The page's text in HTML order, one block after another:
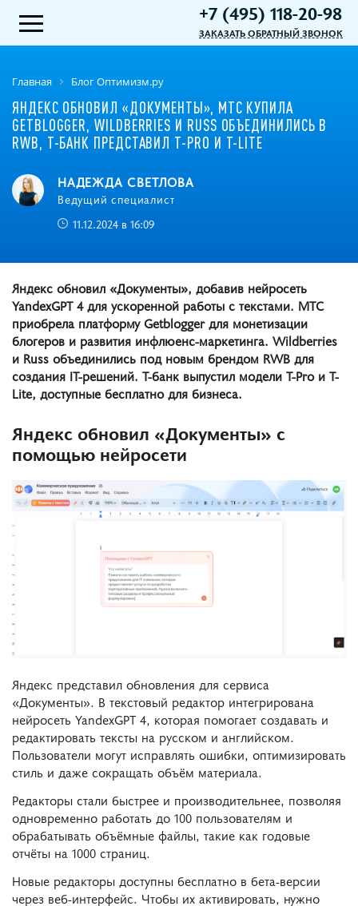
+7 (495) 118-20-98
ЗАКАЗАТЬ ОБРАТНЫЙ ЗВОНОК
Главная Блог Оптимизм.ру
ЯНДЕКС ОБНОВИЛ «ДОКУМЕНТЫ», МТС КУПИЛА
GETBLOGGER, WILDBERRIES И RUSS ОБЪЕДИНИЛИСЬ В
RWB, Т-БАНК ПРЕДСТАВИЛ T-PRO И T-LITE
НАДЕЖДА СВЕТЛОВА
Ведущий специалист
11.12.2024 в 16:09
Яндекс обновил «Документы», добавив нейросеть
YandexGPT 4 для ускоренной работы с текстами. МТС
приобрела платформу Getblogger для монетизации
блогеров и развития инфлюенс-маркетинга. Wildberries
и Russ объединились под новым брендом RWB для
создания IT-решений. Т-банк выпустил модели T-Pro и T-
Lite, доступные бесплатно для бизнеса.
Яндекс обновил «Документы» с
помощью нейросети
Яндекс представил обновления для сервиса
«Документы». В текстовый редактор интегрирована
нейросеть YandexGPT 4, которая помогает создавать и
редактировать тексты на русском и английском.
Пользователи могут исправлять ошибки, оптимизировать
стиль и даже сокращать объём материала.
Редакторы стали быстрее и производительнее, позволяя
одновременно работать до 100 пользователям и
обрабатывать объёмные файлы, такие как годовые
отчёты на 1000 страниц.
Новые редакторы доступны бесплатно в бета-версии
через веб-интерфейс. Чтобы их активировать, нужно